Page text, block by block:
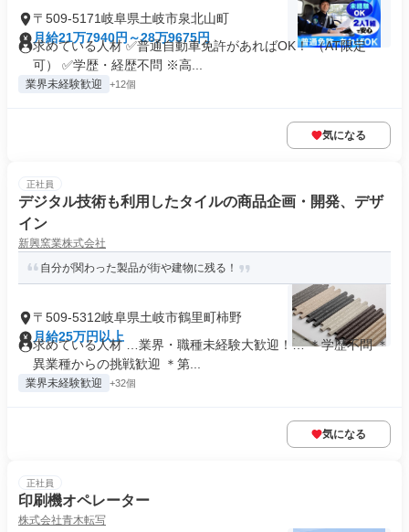
〒509-5171岐阜県土岐市泉北山町
月給21万7940円～28万9675円
求めている人材 ✅普通自動車免許があればOK！ （AT限定
可） ✅学歴・経歴不問 ※高...
業界未経験歓迎 +12個
気になる
正社員
デジタル技術も利用したタイルの商品企画・開発、デザ
イン
新興窯業株式会社
自分が関わった製品が街や建物に残る！
〒509-5312岐阜県土岐市鶴里町柿野
月給25万円以上
求めている人材 …業界・職種未経験大歓迎！… ＊学歴不問 ＊
異業種からの挑戦歓迎 ＊第...
業界未経験歓迎 +32個
気になる
正社員
印刷機オペレーター
株式会社青木転写